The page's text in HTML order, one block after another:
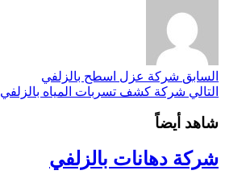
السابق شركة عزل اسطح بالزلفي
التالي شركة كشف تسربات المياه بالزلفي
شاهد أيضاً
شركة دهانات بالزلفي